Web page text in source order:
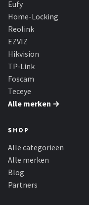
Eufy
Home-Locking
Reolink
EZVIZ
Hikvision
TP-Link
Foscam
Teceye
Alle merken →
SHOP
Alle categorieën
Alle merken
Blog
Partners